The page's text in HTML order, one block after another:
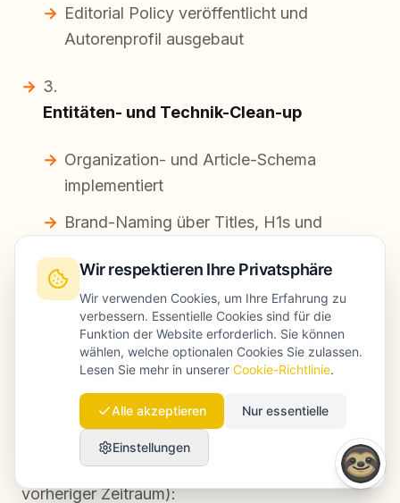
Editorial Policy veröffentlicht und
Autorenprofil ausgebaut
Entitäten- und Technik-Clean-up
Organization- und Article-Schema
implementiert
Brand-Naming über Titles, H1s und
Autoritäts-Boost
Platzierungen über Nischen-Partnerseiten
und zwei redaktionelle Erwähnungen
erzielt
Beobachtete Ergebnisse (Wochen 9–14 vs.
vorheriger Zeitraum):
Wir respektieren Ihre Privatsphäre
Wir verwenden Cookies, um Ihre Erfahrung zu
verbessern. Essentielle Cookies sind für die
Funktion der Website erforderlich. Sie können
wählen, welche optionalen Cookies Sie zulassen.
Lesen Sie mehr in unserer Cookie-Richtlinie.
Alle akzeptieren Nur essentielle
Einstellungen